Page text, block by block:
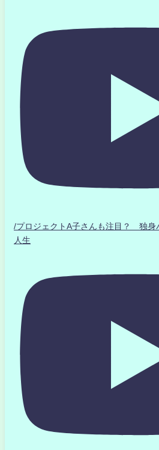
/プロジェクトA子さんも注目？ 独身
人生